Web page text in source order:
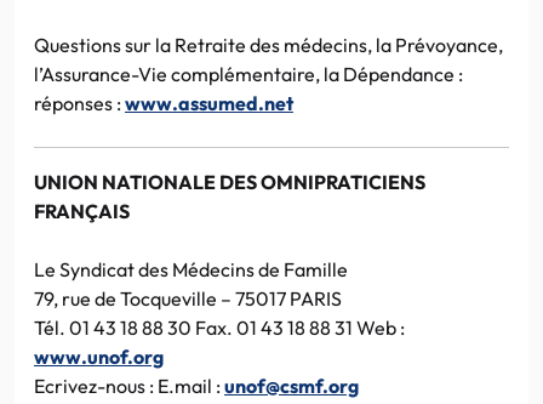
Questions sur la Retraite des médecins, la Prévoyance,
l’Assurance-Vie complémentaire, la Dépendance :
réponses :www.assumed.net
UNION NATIONALE DES OMNIPRATICIENS
FRANÇAIS
Le Syndicat des Médecins de Famille
79, rue de Tocqueville – 75017 PARIS
Tél. 01 43 18 88 30 Fax. 01 43 18 88 31 Web :
www.unof.org
Ecrivez-nous : E.mail :unof@csmf.org